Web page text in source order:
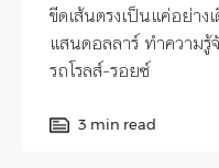
ขีดเส้นตรงเป็นแค่อย่าง
แสนดอลลาร์ ทำความ
รถโรลส์-รอยซ์
3 min read